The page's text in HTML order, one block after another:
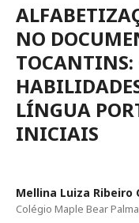
NO
TOCANTINS:
LÍNGUA
INICIAIS
Mellina Luiza Ribeiro
Colégio Maple Bear